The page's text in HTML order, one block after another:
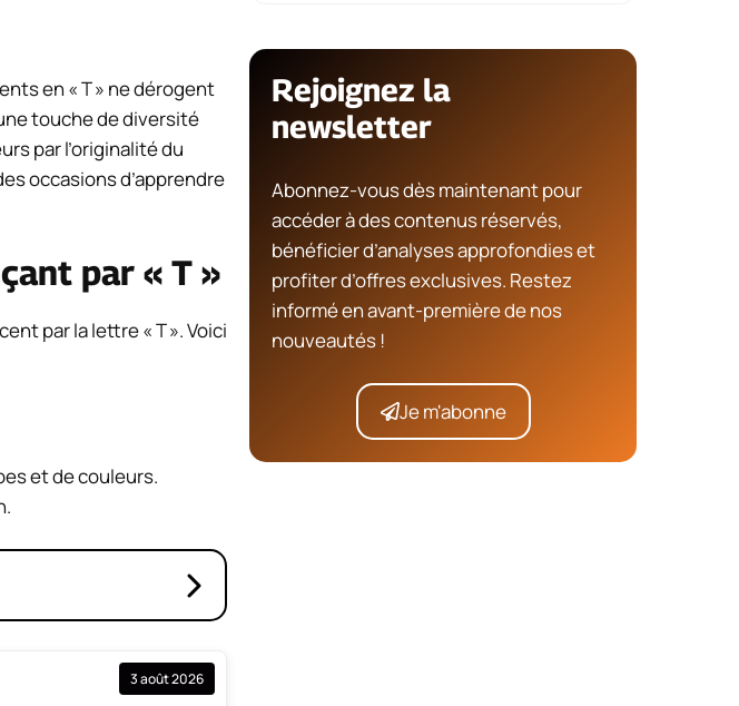
en « T » ne dérogent
touche de diversité
par l’originalité du
occasions d’apprendre
par « T »
par la lettre « T ». Voici
et de couleurs.
3 août 2026
Rejoignez la
newsletter
Abonnez-vous dès maintenant pour
accéder à des contenus réservés,
bénéficier d’analyses approfondies et
profiter d’offres exclusives. Restez
informé en avant-première de nos
nouveautés !
Je m'abonne